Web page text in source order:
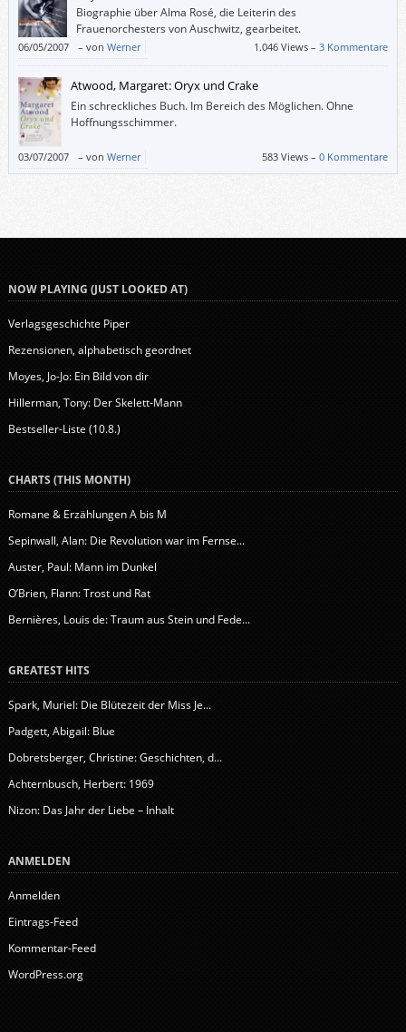
Biographie über Alma Rosé, die Leiterin des
Frauenorchesters von Auschwitz, gearbeitet.
06/05/2007 – von Werner 1.046 Views –3 Kommentare
Atwood, Margaret: Oryx und Crake
Ein schreckliches Buch. Im Bereich des Möglichen. Ohne
Hoffnungsschimmer.
03/07/2007 – von Werner 583 Views –0 Kommentare
NOW PLAYING (JUST LOOKED AT)
Verlagsgeschichte Piper
Rezensionen, alphabetisch geordnet
Moyes, Jo-Jo: Ein Bild von dir
Hillerman, Tony: Der Skelett-Mann
Bestseller-Liste (10.8.)
CHARTS (THIS MONTH)
Romane & Erzählungen A bis M
Sepinwall, Alan: Die Revolution war im Fernse...
Auster, Paul: Mann im Dunkel
O’Brien, Flann: Trost und Rat
Bernières, Louis de: Traum aus Stein und Fede...
GREATEST HITS
Spark, Muriel: Die Blütezeit der Miss Je...
Padgett, Abigail: Blue
Dobretsberger, Christine: Geschichten, d...
Achternbusch, Herbert: 1969
Nizon: Das Jahr der Liebe – Inhalt
ANMELDEN
Anmelden
Eintrags-Feed
Kommentar-Feed
WordPress.org